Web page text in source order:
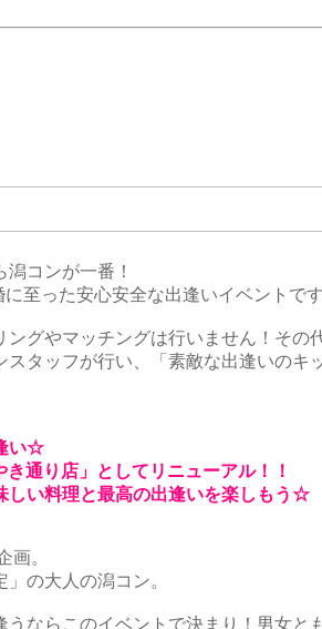
コンが一番！
至った安心安全な出逢いイベントで
グやマッチングは行いません！その
タッフが行い、「素敵な出逢いのキ
い☆
通り店」としてリニューアル！！
しい料理と最高の出逢いを楽しもう☆
画。
の大人の潟コン。
ならこのイベントで決まり！男女と